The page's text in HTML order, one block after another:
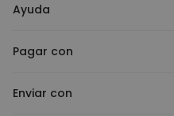
Ayuda
Pagar con
Enviar con